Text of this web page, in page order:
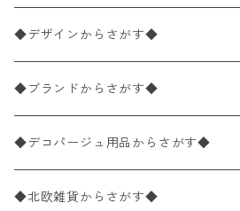
ペーパーナプキン1枚バラ売り
ペーパーナプキン20枚入りパック
ペーパーナプキン10枚入りパック
ライスペーパー
33×33cm（ランチサイズ）
バラ売り
パック売り
25×25cm（カクテルサイズ）
バラ売り
パック売り
40×40cm（ディナーサイズ）
バラ売り
21×21cm（ポケットサイズ）
◆デザインからさがす◆
花柄
植物・グリーン柄
動物・鳥・昆虫・蝶柄
◆ブランドからさがす◆
ドイツ製 IHR/イア
ランチサイズ
ドイツ製 Ambiente/アンビエンテ
◆デコパージュ用品からさがす◆
デコパージュ液
◆北欧雑貨からさがす◆